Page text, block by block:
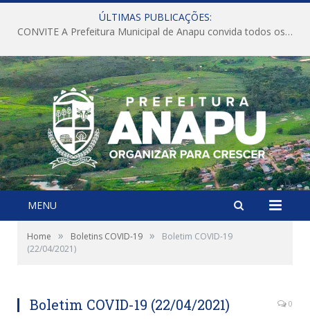
ÚLTIMAS PUBLICAÇÕES:
CONVITE A Prefeitura Municipal de Anapu convida todos os servidores públicos municipais para participarem da Audiência Pública de discussão da Lei de Diretrizes Orçamentárias (LDO), importante instrumento de planejamento das ações e investimentos da Administração Pública para o próximo exercício financeiro.
MENU
Home » Boletins COVID-19 »
Boletim COVID-19
(22/04/2021)
Boletim COVID-19 (22/04/2021) 0